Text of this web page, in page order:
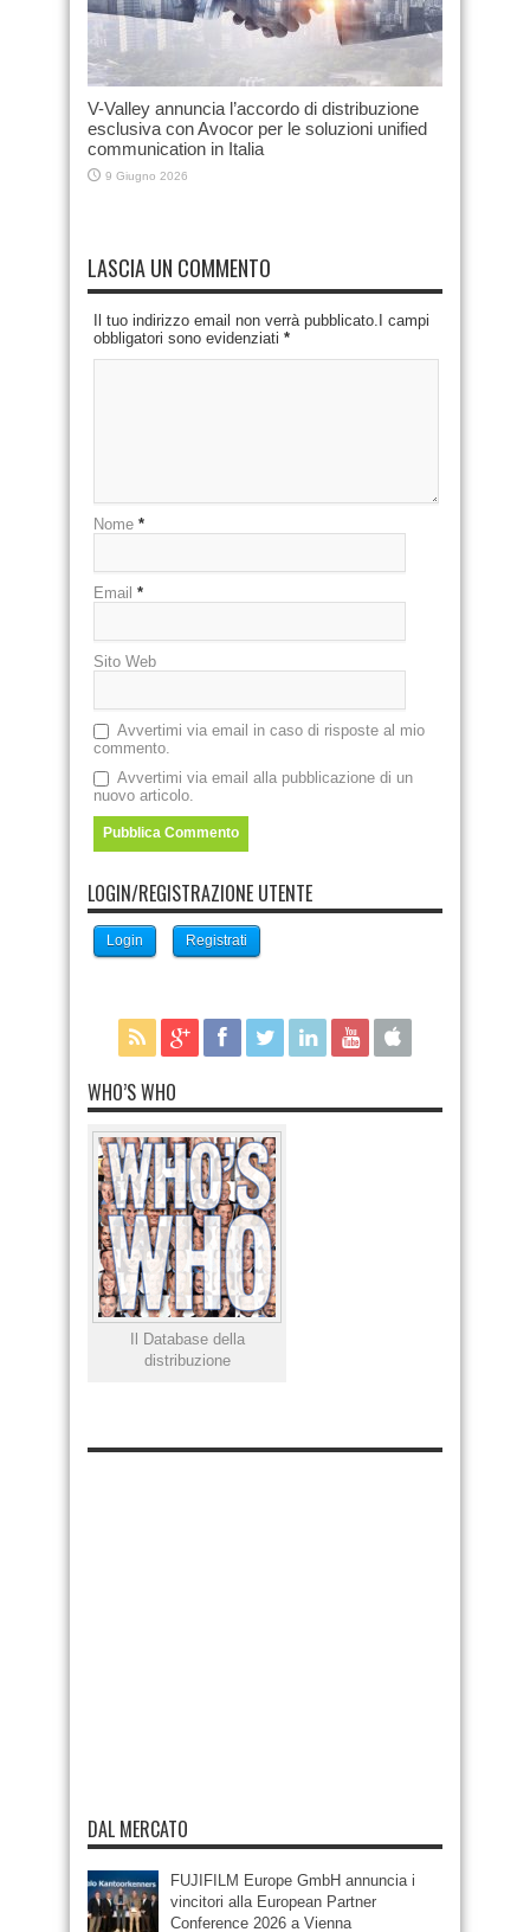
V-Valley annuncia l’accordo di distribuzione
esclusiva con Avocor per le soluzioni unified
communication in Italia
9 Giugno 2026
LASCIA UN COMMENTO
Il tuo indirizzo email non verrà pubblicato.I campi
obbligatori sono evidenziati *
Nome *
Email *
Sito Web
Avvertimi via email in caso di risposte al mio
commento.
Avvertimi via email alla pubblicazione di un
nuovo articolo.
LOGIN/REGISTRAZIONE UTENTE
Login Registrati
WHO’S WHO
Il Database della
distribuzione
DAL MERCATO
FUJIFILM Europe GmbH annuncia i
vincitori alla European Partner
Conference 2026 a Vienna